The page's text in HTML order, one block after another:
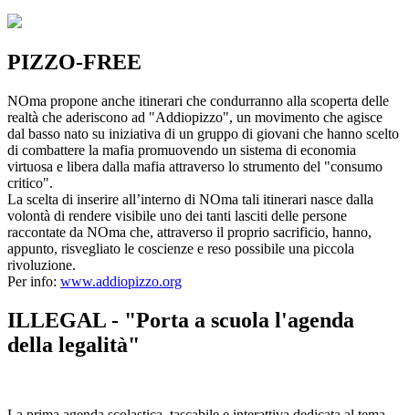
PIZZO-FREE
NOma propone anche itinerari che condurranno alla scoperta delle
realtà che aderiscono ad "Addiopizzo", un movimento che agisce
dal basso nato su iniziativa di un gruppo di giovani che hanno scelto
di combattere la mafia promuovendo un sistema di economia
virtuosa e libera dalla mafia attraverso lo strumento del "consumo
critico".
La scelta di inserire all’interno di NOma tali itinerari nasce dalla
volontà di rendere visibile uno dei tanti lasciti delle persone
raccontate da NOma che, attraverso il proprio sacrificio, hanno,
appunto, risvegliato le coscienze e reso possibile una piccola
rivoluzione.
Per info: www.addiopizzo.org
ILLEGAL - "Porta a scuola l'agenda
della legalità"